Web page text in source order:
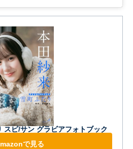
ピ/サン グラビアフォトブック
で見る